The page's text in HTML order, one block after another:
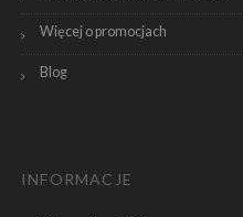
Więcej o promocjach
Blog
INFORMACJE